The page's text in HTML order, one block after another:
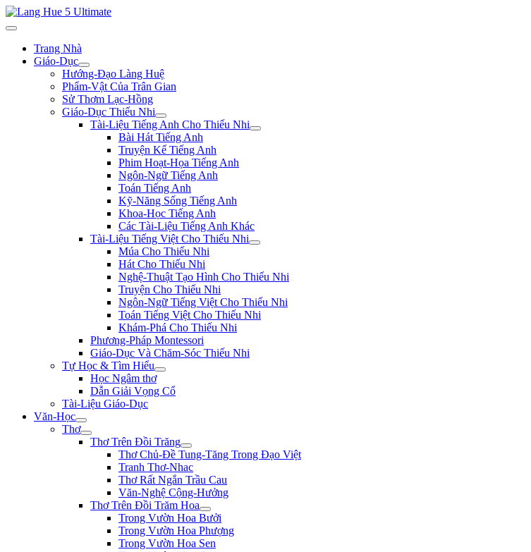
Trang Nhà
Giáo-Dục
Hướng-Đạo Làng Huệ
Phẩm-Vật Của Trân Gian
Sử Thơm Lạc-Hồng
Giáo-Dục Thiếu Nhi
Tài-Liệu Tiếng Anh Cho Thiếu Nhi
Bài Hát Tiếng Anh
Truyện Kể Tiếng Anh
Phim Hoạt-Họa Tiếng Anh
Ngôn-Ngữ Tiếng Anh
Toán Tiếng Anh
Kỹ-Năng Sống Tiếng Anh
Khoa-Học Tiếng Anh
Các Tài-Liệu Tiếng Anh Khác
Tài-Liệu Tiếng Việt Cho Thiếu Nhi
Múa Cho Thiếu Nhi
Hát Cho Thiếu Nhi
Nghệ-Thuật Tạo Hình Cho Thiếu Nhi
Truyện Cho Thiếu Nhi
Ngôn-Ngữ Tiếng Việt Cho Thiếu Nhi
Toán Tiếng Việt Cho Thiếu Nhi
Khám-Phá Cho Thiếu Nhi
Phương-Pháp Montessori
Giáo-Dục Và Chăm-Sóc Thiếu Nhi
Tự Học & Tìm Hiểu
Học Ngâm thơ
Dẫn Giải Vọng Cổ
Tài-Liệu Giáo-Dục
Văn-Học
Thơ
Thơ Trên Đồi Trăng
Thơ Chủ-Đề Tung-Tăng Trong Đạo Việt
Tranh Thơ-Nhac
Thơ Rất Ngắn Trầu Cau
Văn-Nghệ Cộng-Hưởng
Thơ Trên Đồi Trăm Hoa
Trong Vườn Hoa Bưởi
Trong Vườn Hoa Phượng
Trong Vườn Hoa Sen